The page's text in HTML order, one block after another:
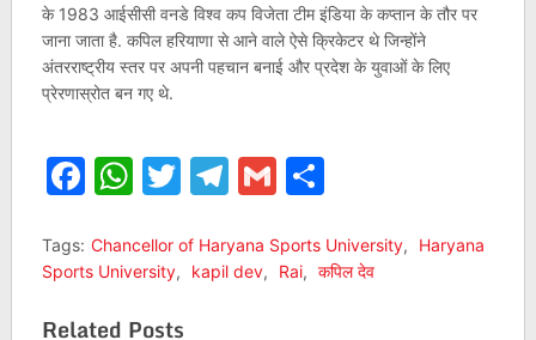
के 1983 आईसीसी वनडे विश्व कप विजेता टीम इंडिया के कप्तान के तौर पर
जाना जाता है. कपिल हरियाणा से आने वाले ऐसे क्रिकेटर थे जिन्होंने
अंतरराष्ट्रीय स्तर पर अपनी पहचान बनाई और प्रदेश के युवाओं के लिए
प्रेरणास्रोत बन गए थे.
Facebook
WhatsApp
Twitter
Telegram
GmailShare
Tags: Chancellor of Haryana Sports University,
Haryana
Sports University, kapil dev, Rai, कपिल देव
Related Posts